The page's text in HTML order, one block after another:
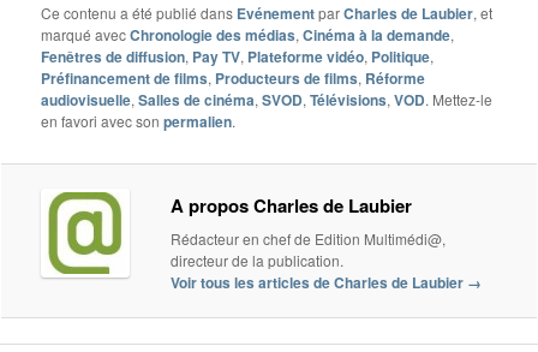
Ce contenu a été publié dans EvénementparCharles de Laubier, et
marqué avecChronologie des médias,Cinéma à la demande,
Fenêtres de diffusion, Pay TV, Plateforme vidéo, Politique,
Préfinancement de films, Producteurs de films, Réforme
audiovisuelle,Salles de cinéma,SVOD,Télévisions,VOD. Mettez-le
en favori avec sonpermalien.
A propos Charles de Laubier
Rédacteur en chef de Edition Multimédi@,
directeur de la publication.
Voir tous les articles de Charles de Laubier →